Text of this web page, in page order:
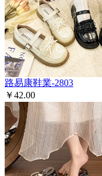
路易康鞋業-2803
￥42.00